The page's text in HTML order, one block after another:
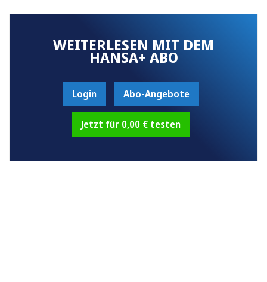
WEITERLESEN MIT DEM
HANSA+ ABO
Login Abo-Angebote
Jetzt für 0,00 € testen